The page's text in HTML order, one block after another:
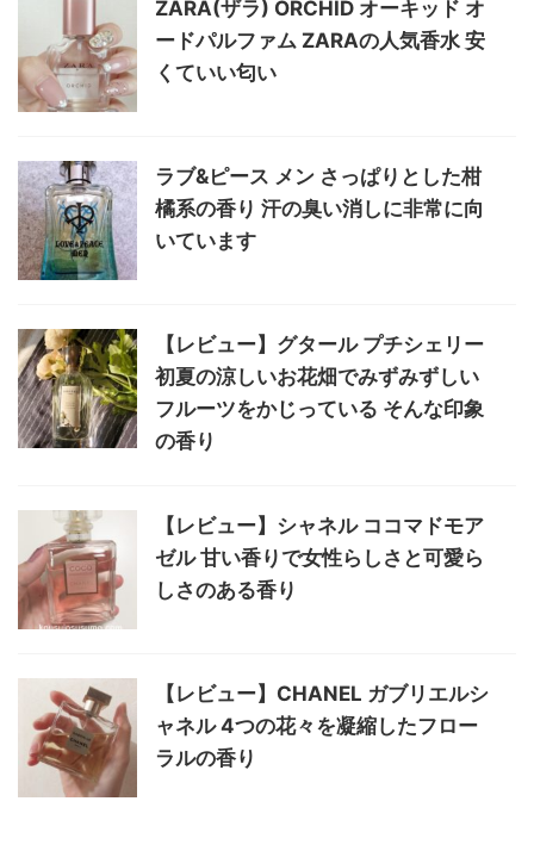
ZARA(ザラ) ORCHID オーキッド オ
ードパルファム ZARAの人気香水 安
くていい匂い
ラブ&ピース メン さっぱりとした柑
橘系の香り 汗の臭い消しに非常に向
いています
【レビュー】グタール プチシェリー
初夏の涼しいお花畑でみずみずしい
フルーツをかじっている そんな印象
の香り
【レビュー】シャネル ココマドモア
ゼル 甘い香りで女性らしさと可愛ら
しさのある香り
【レビュー】CHANEL ガブリエルシ
ャネル 4つの花々を凝縮したフロー
ラルの香り